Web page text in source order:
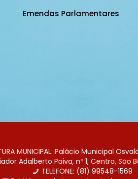
Emendas Parlamentares
MUNICIPAL: Palácio Municipal
Adalberto Paiva, nº 1, Centro, São
TELEFONE: (81) 99548-1569